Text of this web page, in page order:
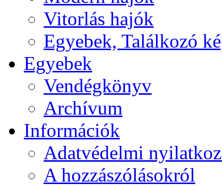
Vitorlás hajók
Egyebek, Találkozó
Egyebek
Vendégkönyv
Archívum
Információk
Adatvédelmi
A hozzászólásokról